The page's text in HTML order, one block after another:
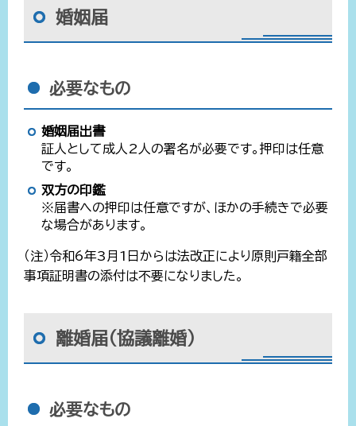
婚姻届
必要なもの
婚姻届出書
証人として成人2人の署名が必要です。押印は任意
です。
双方の印鑑
※届書への押印は任意ですが、ほかの手続きで必要
な場合があります。
（注）令和6年3月1日からは法改正により原則戸籍全部
事項証明書の添付は不要になりました。
離婚届（協議離婚）
必要なもの